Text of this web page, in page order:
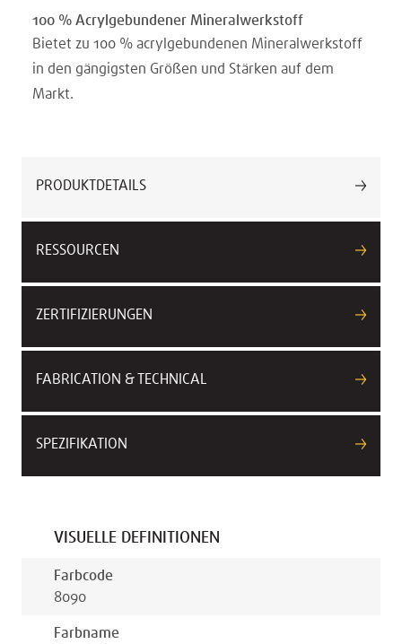
100 % Acrylgebundener Mineralwerkstoff
Bietet zu 100 % acrylgebundenen Mineralwerkstoff
in den gängigsten Größen und Stärken auf dem
Markt.
PRODUKTDETAILS
RESSOURCEN
ZERTIFIZIERUNGEN
FABRICATION & TECHNICAL
SPEZIFIKATION
VISUELLE DEFINITIONEN
Farbcode
8090
Farbname